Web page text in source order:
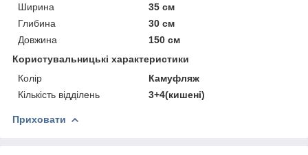
Ширина
35 см
Глибина
30 см
Довжина
150 см
Користувальницькі характеристики
Колір
Камуфляж
Кількість відділень
3+4(кишені)
Приховати